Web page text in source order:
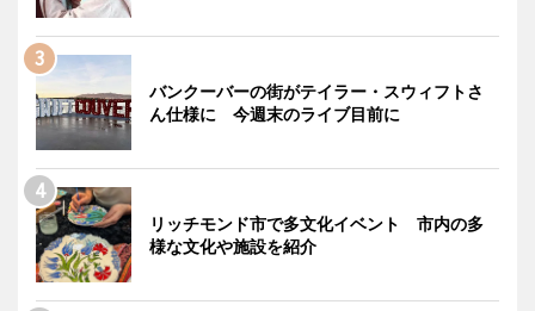
バンクーバーの街がテイラー・スウィフトさ
ん仕様に 今週末のライブ目前に
リッチモンド市で多文化イベント 市内の多
様な文化や施設を紹介